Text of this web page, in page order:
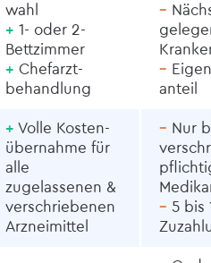
wahl
+ 1- oder 2-
Bettzimmer
+ Chefarzt­
behandlung
–
–
anteil
+ Volle Kosten­
übernahme für
alle
zugelassenen &
verschriebenen
Arzneimittel
– Nur
– 5 bis